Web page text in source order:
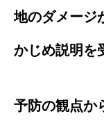
地のダメージ
かじめ説明を
予防の観点か